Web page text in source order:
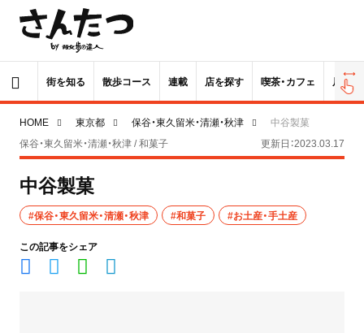
街を知る 散歩コース 連載 店を探す 喫茶・カフェ 居酒屋
HOME 東京都 保谷・東久留米・清瀬・秋津
中谷製菓
保谷・東久留米・清瀬・秋津 / 和菓子
更新日：2023.03.17
中谷製菓
#保谷・東久留米・清瀬・秋津 #和菓子 #お土産・手土産
この記事をシェア